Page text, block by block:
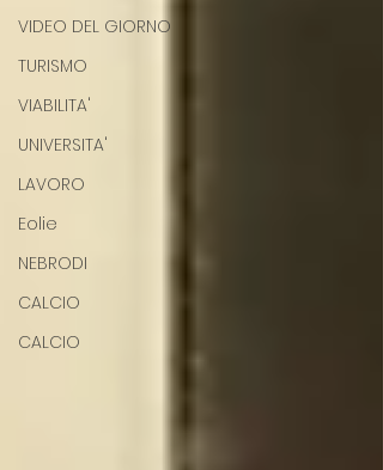
VIDEO DEL GIORNO
TURISMO
VIABILITA'
UNIVERSITA'
LAVORO
Eolie
NEBRODI
CALCIO
CALCIO